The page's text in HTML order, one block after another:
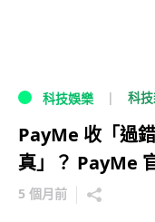
科技娛樂 科
PayMe 收「過
真」？ PayMe
5 個月前